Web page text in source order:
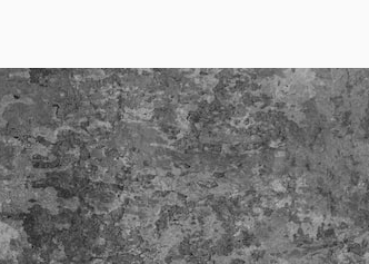
めのプラ
、代理
製品
Spaces
AI アシスタント
はじめに
Academy
ドキュメント